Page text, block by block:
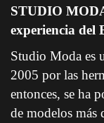
STUDIO
experiencia del
Studio Moda es
2005 por las
entonces, se ha
de modelos más